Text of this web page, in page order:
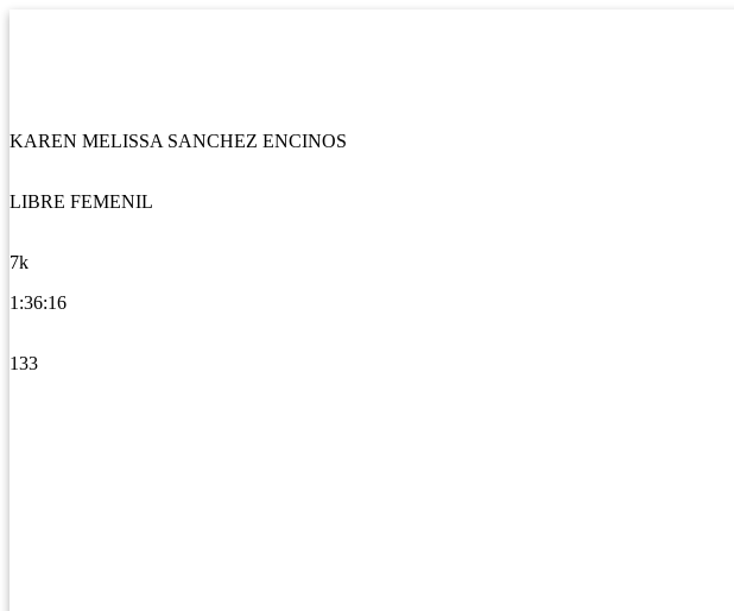
KAREN MELISSA SANCHEZ ENCINOS
LIBRE FEMENIL
7k
1:36:16
133